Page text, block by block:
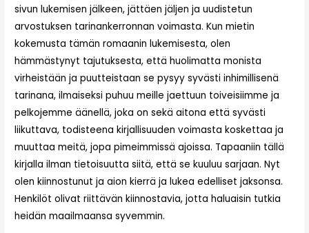
sivun lukemisen jälkeen, jättäen jäljen ja uudistetun
arvostuksen tarinankerronnan voimasta. Kun mietin
kokemusta tämän romaanin lukemisesta, olen
hämmästynyt tajutuksesta, että huolimatta monista
virheistään ja puutteistaan se pysyy syvästi inhimillisenä
tarinana, ilmaiseksi puhuu meille jaettuun toiveisiimme ja
pelkojemme äänellä, joka on sekä aitona että syvästi
liikuttava, todisteena kirjallisuuden voimasta koskettaa ja
muuttaa meitä, jopa pimeimmissä ajoissa. Tapaaniin tällä
kirjalla ilman tietoisuutta siitä, että se kuuluu sarjaan. Nyt
olen kiinnostunut ja aion kierrä ja lukea edelliset jaksonsa.
Henkilöt olivat riittävän kiinnostavia, jotta haluaisin tutkia
heidän maailmaansa syvemmin.